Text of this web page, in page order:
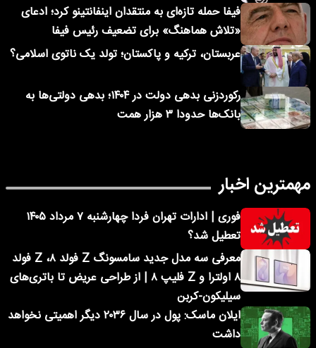
فیفا حمله تازه‌ای به منتقدان اینفانتینو کرد؛ ادعای
«تلاش هماهنگ» برای تضعیف رئیس فیفا
عربستان، ترکیه و پاکستان؛ تولد یک ناتوی اسلامی؟
رکوردزنی بدهی دولت در ۱۴۰۴؛ بدهی دولتی‌ها به
بانک‌ها حدودا ۳ هزار همت
مهمترین اخبار
فوری | ادارات تهران فردا چهارشنبه ۷ مرداد ۱۴۰۵
تعطیل شد؟
معرفی سه مدل جدید سامسونگ Z فولد ۸، Z فولد
۸ اولترا و Z فلیپ ۸ | از طراحی عریض تا باتری‌های
سیلیکون-کربن
ایلان ماسک: پول در سال ۲۰۳۶ دیگر اهمیتی نخواهد
داشت